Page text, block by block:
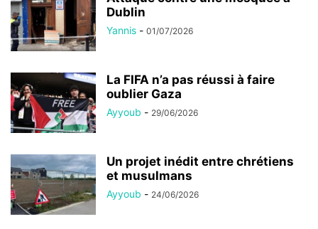
Dublin
Yannis - 01/07/2026
La FIFA n’a pas réussi à faire
oublier Gaza
Ayyoub - 29/06/2026
Un projet inédit entre chrétiens
et musulmans
Ayyoub - 24/06/2026